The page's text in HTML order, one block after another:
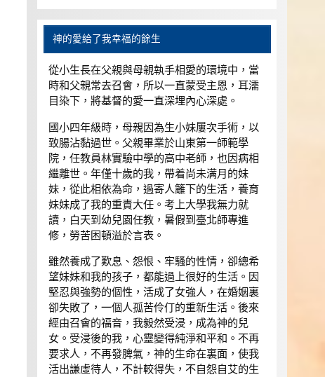
神的愛給了我幸福的餘生
從小生長在父親與母親執手相愛的環境中，當
時和父親常去召會，所以一直蒙受主恩，耳濡
目染下，將基督的愛一直深埋內心深處。
國小四年級時，母親因為生小妹屢次手術，以
致腸沾黏過世。父親畢業於山東第一師範學
院，任教員林實驗中學的高中老師，也因病相
繼離世。年僅十歲的我，帶着尚未满月的妹
妹，從此相依為命，過寄人籬下的生活，養育
妹妹成了我的重責大任。考上大學我無力就
讀，白天到幼兒園任教，暑假到臺北師專進
修，勞苦困頓溢於言表。
雖然養成了歎息、怨恨、牢騷的性情，卻總希
望妹妹和我的孩子，都能過上很好的生活。因
堅忍與強勢的個性，活成了女強人，在婚姻裏
卻失敗了，一個人孤苦伶仃的重新生活。後來
經由召會的福音，我毅然受浸，成為神的兒
女。受浸後的我，心靈變得純淨和平和。不再
要求人，不再發脾氣，神的生命在裏面，使我
活出謙虛待人，不計較得失，不自怨自艾的生